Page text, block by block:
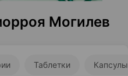
Могилев
Таблетки Капсулы